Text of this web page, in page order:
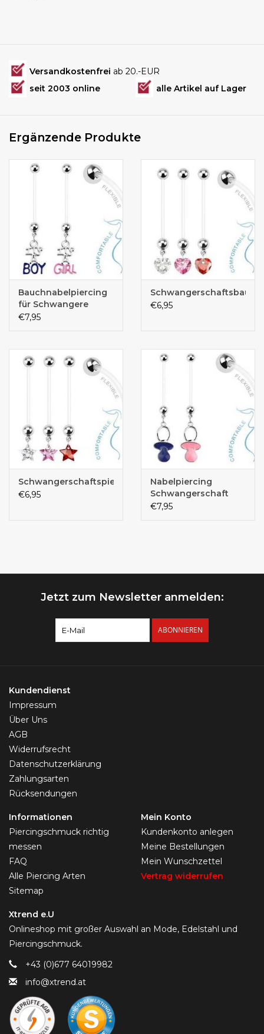
Versandkostenfrei ab 20.-EUR
seit 2003 online
alle Artikel auf Lager
Ergänzende Produkte
Bauchnabelpiercing
für Schwangere
€7,95
€6,95
Schwangerschaftspiercing
€6,95
Nabelpiercing
Schwangerschaft
€7,95
Jetzt zum Newsletter anmelden:
ABONNIEREN
Kundendienst
Impressum
Über Uns
AGB
Widerrufsrecht
Datenschutzerklärung
Zahlungsarten
Rücksendungen
Informationen
Piercingschmuck richtig
messen
FAQ
Alle Piercing Arten
Sitemap
Mein Konto
Kundenkonto anlegen
Meine Bestellungen
Mein Wunschzettel
Vertrag widerrufen
Xtrend e.U
Onlineshop mit großer Auswahl an Mode, Edelstahl und
Piercingschmuck.
+43 (0)677 64019982
info@xtrend.at